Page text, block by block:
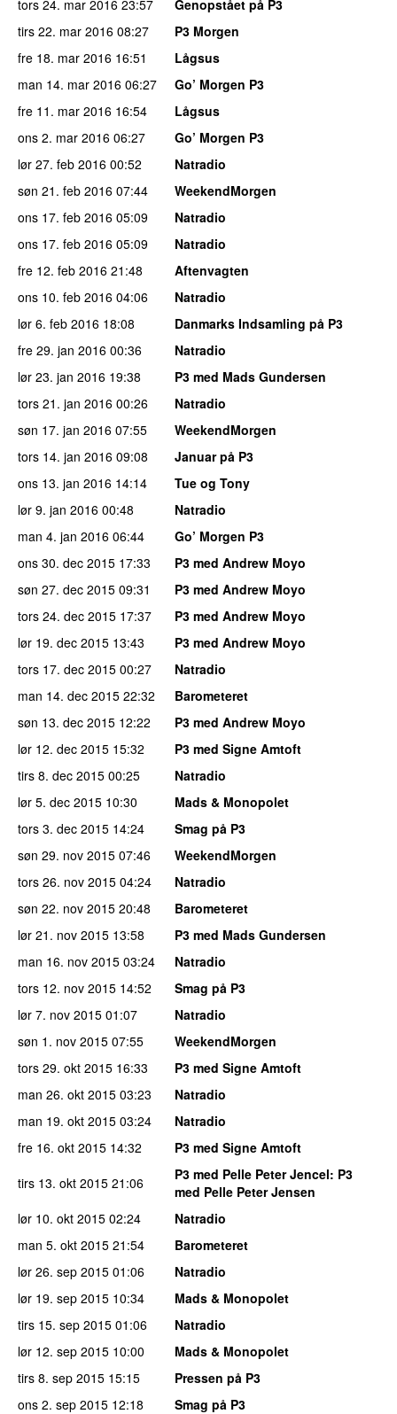
tors 24. mar 2016 23:57
Genopstået på P3
tirs 22. mar 2016 08:27
P3 Morgen
fre 18. mar 2016 16:51
Lågsus
man 14. mar 2016 06:27
Go’ Morgen P3
fre 11. mar 2016 16:54
Lågsus
ons 2. mar 2016 06:27
Go’ Morgen P3
lør 27. feb 2016 00:52
Natradio
søn 21. feb 2016 07:44
WeekendMorgen
ons 17. feb 2016 05:09
Natradio
ons 17. feb 2016 05:09
Natradio
fre 12. feb 2016 21:48
Aftenvagten
ons 10. feb 2016 04:06
Natradio
lør 6. feb 2016 18:08
Danmarks Indsamling på P3
fre 29. jan 2016 00:36
Natradio
lør 23. jan 2016 19:38
P3 med Mads Gundersen
tors 21. jan 2016 00:26
Natradio
søn 17. jan 2016 07:55
WeekendMorgen
tors 14. jan 2016 09:08
Januar på P3
ons 13. jan 2016 14:14
Tue og Tony
lør 9. jan 2016 00:48
Natradio
man 4. jan 2016 06:44
Go’ Morgen P3
ons 30. dec 2015 17:33
P3 med Andrew Moyo
søn 27. dec 2015 09:31
P3 med Andrew Moyo
tors 24. dec 2015 17:37
P3 med Andrew Moyo
lør 19. dec 2015 13:43
P3 med Andrew Moyo
tors 17. dec 2015 00:27
Natradio
man 14. dec 2015 22:32
Barometeret
søn 13. dec 2015 12:22
P3 med Andrew Moyo
lør 12. dec 2015 15:32
P3 med Signe Amtoft
tirs 8. dec 2015 00:25
Natradio
lør 5. dec 2015 10:30
Mads & Monopolet
tors 3. dec 2015 14:24
Smag på P3
søn 29. nov 2015 07:46
WeekendMorgen
tors 26. nov 2015 04:24
Natradio
søn 22. nov 2015 20:48
Barometeret
lør 21. nov 2015 13:58
P3 med Mads Gundersen
man 16. nov 2015 03:24
Natradio
tors 12. nov 2015 14:52
Smag på P3
lør 7. nov 2015 01:07
Natradio
søn 1. nov 2015 07:55
WeekendMorgen
tors 29. okt 2015 16:33
P3 med Signe Amtoft
man 26. okt 2015 03:23
Natradio
man 19. okt 2015 03:24
Natradio
fre 16. okt 2015 14:32
P3 med Signe Amtoft
tirs 13. okt 2015 21:06 P3 med Pelle Peter Jencel: P3
med Pelle Peter Jensen
lør 10. okt 2015 02:24
Natradio
man 5. okt 2015 21:54
Barometeret
lør 26. sep 2015 01:06
Natradio
lør 19. sep 2015 10:34
Mads & Monopolet
tirs 15. sep 2015 01:06
Natradio
lør 12. sep 2015 10:00
Mads & Monopolet
tirs 8. sep 2015 15:15
Pressen på P3
ons 2. sep 2015 12:18
Smag på P3